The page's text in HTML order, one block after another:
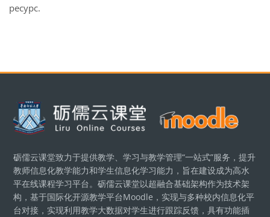
ресурс.
Блоки
砺儒云课堂致力于提供教学、学习与教学管理“一站式”服务，提升
教师信息化教学能力和学生信息化学习能力，旨在建设成为高水
平在线课程学习平台。砺儒云课堂以超融合基础架构作为技术架
构，基于国际化开源教学平台Moodle，实现与多种校内信息化平
台对接，实现利用教学大数据对学生进行跟踪反馈，具有功能插